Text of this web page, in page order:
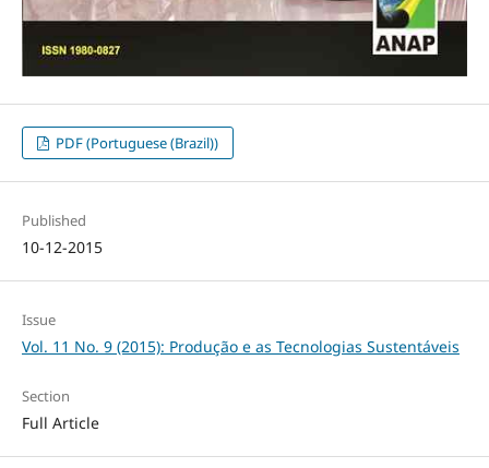
PDF (Portuguese (Brazil))
Published
10-12-2015
Issue
Vol. 11 No. 9 (2015): Produção e as Tecnologias Sustentáveis
Section
Full Article